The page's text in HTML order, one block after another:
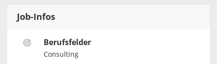
Job-Infos
Berufsfelder
Consulting